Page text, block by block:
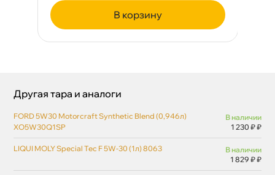
корзину
Другая тара и аналоги
FORD 5W30 Motorcraft Synthetic Blend (0,946л)
XO5W30Q1SP
наличии
1 230 ₽ ₽
LIQUI MOLY Special Tec F 5W-30 (1л) 8063
наличии
1 829 ₽ ₽